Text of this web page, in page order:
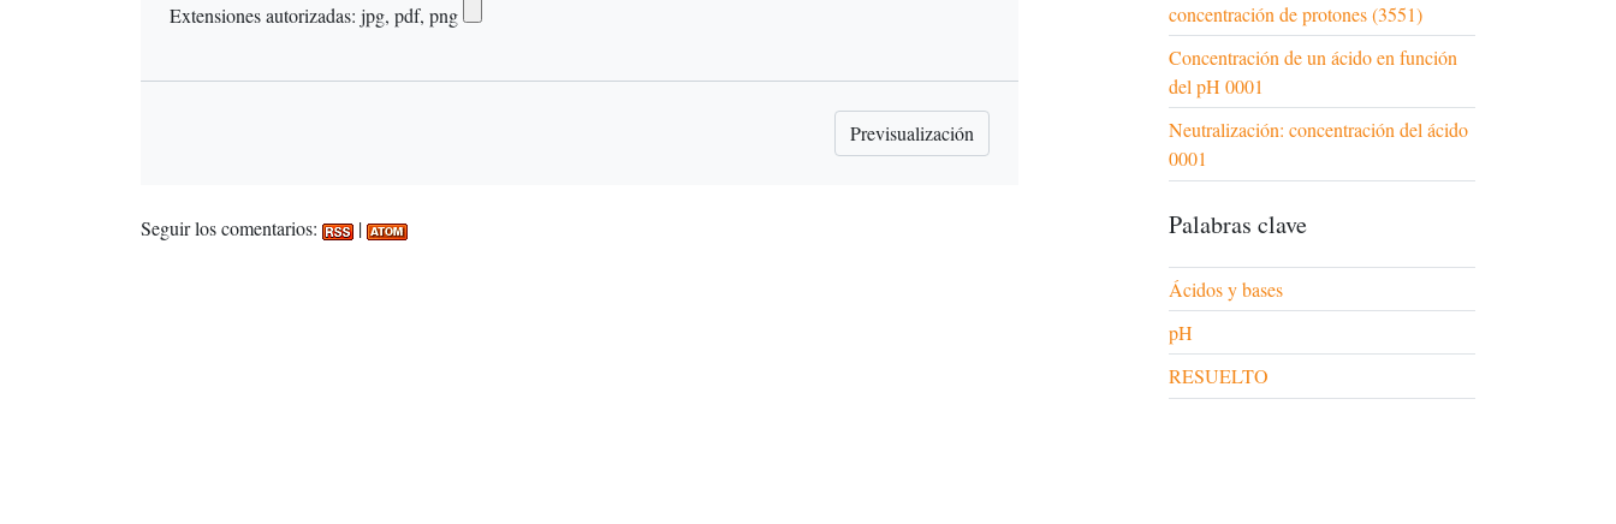
Extensiones autorizadas: jpg, pdf, png
Seguir los comentarios: |
concentración de protones (3551)
Concentración de un ácido en función
del pH 0001
Neutralización: concentración del ácido
0001
Palabras clave
Ácidos y bases
pH
RESUELTO